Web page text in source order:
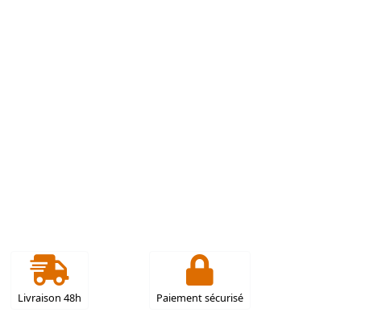
Livraison 48h Paiement sécurisé